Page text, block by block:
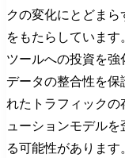
クの変化にとどま
をもたらしていま
ツールへの投資を強
データの整合性を保
れたトラフィックの
ューションモデル
る可能性があります